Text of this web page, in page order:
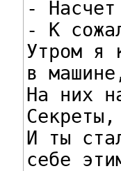
-
- К
Утром я
в
На них
И ты
себе